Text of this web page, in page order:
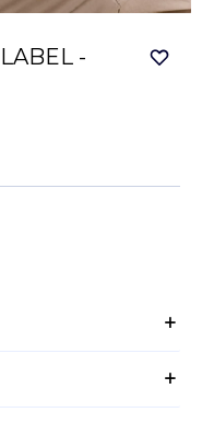
-